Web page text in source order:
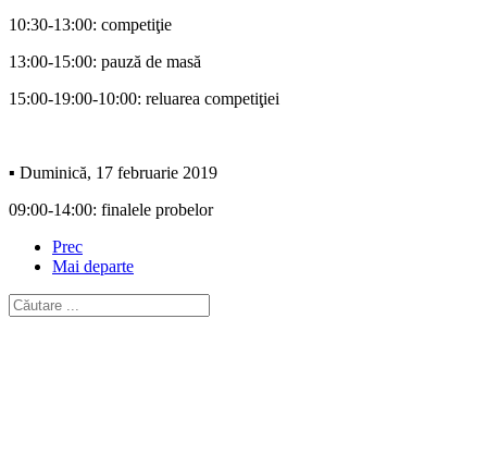
10:30-13:00: competiţie
13:00-15:00: pauză de masă
15:00-19:00-10:00: reluarea competiţiei
▪ Duminică, 17 februarie 2019
09:00-14:00: finalele probelor
Prec
Mai departe